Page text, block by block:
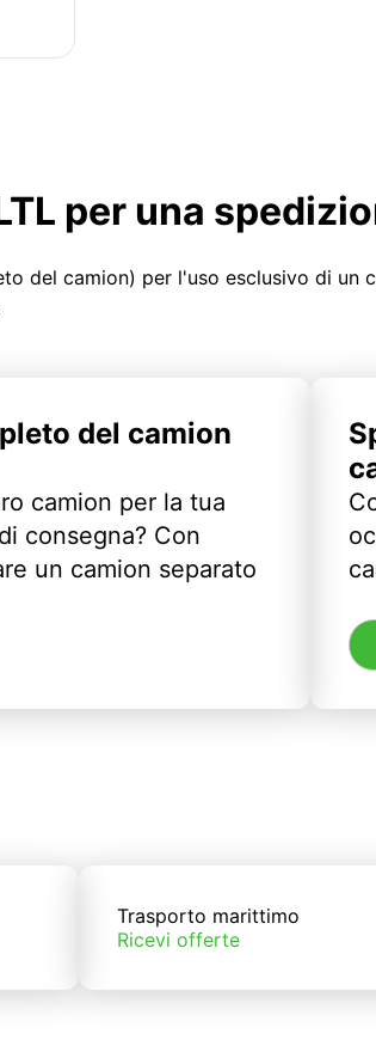
per una
del camion) per l'uso esclusivo di
del camion
camion per la tua
consegna? Con
un camion separato
Trasporto marittimo
Ricevi offerte